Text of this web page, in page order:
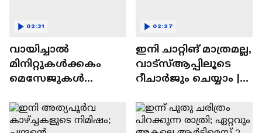
വായിച്ചാൽ
മിനിറ്റുകൾക്കകം
മെസേജുകള്‍
WhatsApp | Tech Talk
02:31
ഇനി ചാറ്റിങ് മാത്രമല്ല,
വാട്‌സ്‌ആപ്പിലൂടെ
റീചാർജും ചെയ്യാം |
Tech Talk
02:27